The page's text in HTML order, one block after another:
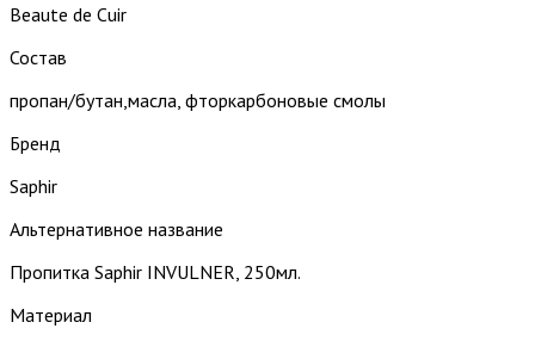
Beaute de Cuir
Состав
пропан/бутан,масла, фторкарбоновые смолы
Бренд
Saphir
Альтернативное название
Пропитка Saphir INVULNER, 250мл.
Материал